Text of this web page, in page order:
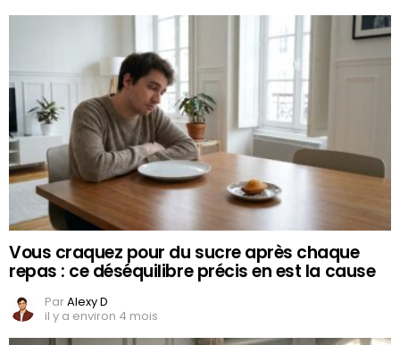
Vous craquez pour du sucre après chaque
repas : ce déséquilibre précis en est la cause
ParAlexy D
il y a environ 4 mois